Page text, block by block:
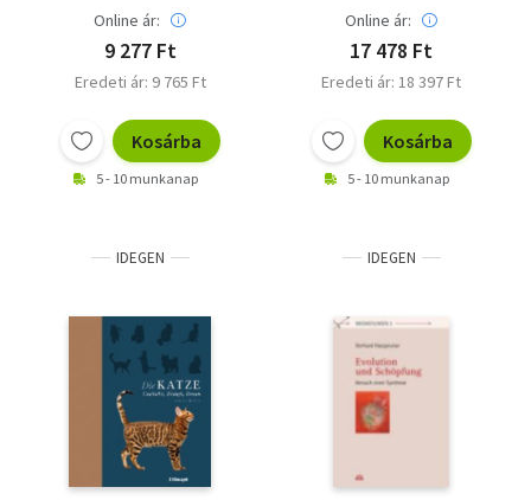
Online ár:
9 277 Ft
Eredeti ár: 9 765 Ft
Kosárba
5 - 10 munkanap
Online ár:
17 478 Ft
Eredeti ár: 18 397 Ft
Kosárba
5 - 10 munkanap
IDEGEN IDEGEN